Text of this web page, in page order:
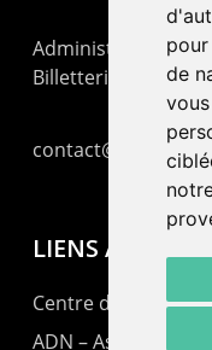
de
Administration :
Billetterie : +41 32
LIENS AMIS
Centre de culture
ADN – Association